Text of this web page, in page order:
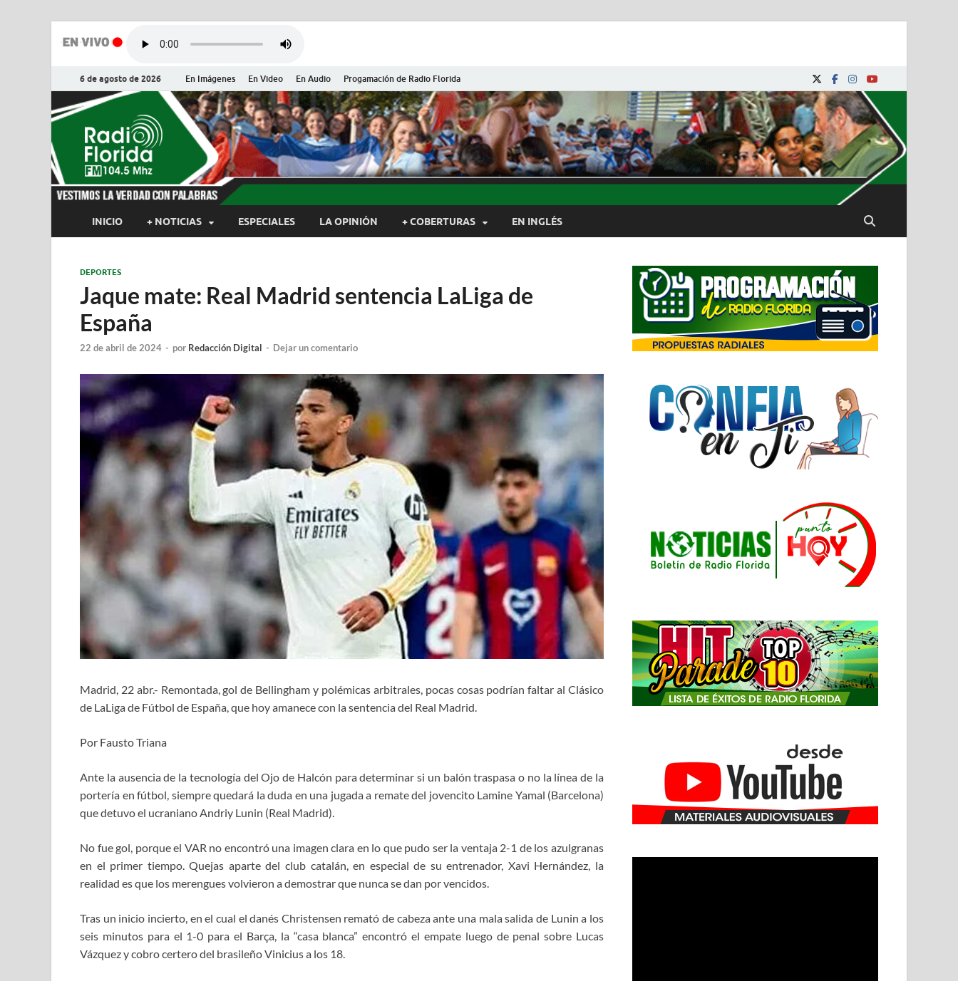
6 de agosto de 2026 En Imágenes En Video En Audio Progamación de Radio Florida
Radio Florida de Cuba
Noticias y Actualidades de Florida, Camagüey, Cuba
INICIO + NOTICIAS ESPECIALES LA OPINIÓN + COBERTURAS EN INGLÉS
DEPORTES
Jaque mate: Real Madrid sentencia LaLiga de
España
22 de abril de 2024 - por Redacción Digital - Dejar un comentario
Madrid, 22 abr.- Remontada, gol de Bellingham y polémicas arbitrales, pocas cosas podrían faltar al Clásico
de LaLiga de Fútbol de España, que hoy amanece con la sentencia del Real Madrid.
Por Fausto Triana
Ante la ausencia de la tecnología del Ojo de Halcón para determinar si un balón traspasa o no la línea de la
portería en fútbol, siempre quedará la duda en una jugada a remate del jovencito Lamine Yamal (Barcelona)
que detuvo el ucraniano Andriy Lunin (Real Madrid).
No fue gol, porque el VAR no encontró una imagen clara en lo que pudo ser la ventaja 2-1 de los azulgranas
en el primer tiempo. Quejas aparte del club catalán, en especial de su entrenador, Xavi Hernández, la
realidad es que los merengues volvieron a demostrar que nunca se dan por vencidos.
Tras un inicio incierto, en el cual el danés Christensen remató de cabeza ante una mala salida de Lunin a los
seis minutos para el 1-0 para el Barça, la “casa blanca” encontró el empate luego de penal sobre Lucas
Vázquez y cobro certero del brasileño Vinicius a los 18.